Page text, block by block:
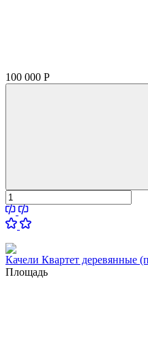
100 000 Р
Качели Квартет деревянные
Площадь